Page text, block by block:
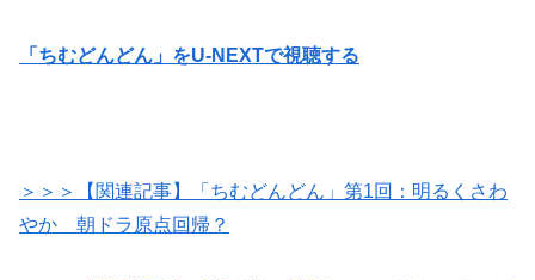
「ちむどんどん」をU-NEXTで視聴する
＞＞＞【関連記事】「ちむどんどん」第1回：明るくさわ
やか 朝ドラ原点回帰？